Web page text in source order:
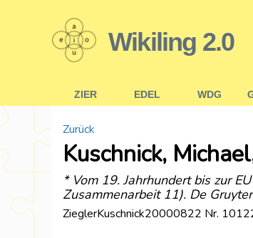
Wikiling 2.0
ZIER EDEL WDG
Zurück
Kuschnick,
* Vom 19. Jahrhundert bis zur
Zusammenarbeit 11). De
ZieglerKuschnick20000822 Nr.